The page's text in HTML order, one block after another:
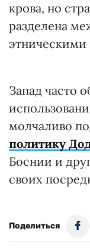
крова, но
разделена
этническими
Запад часто
молчаливо
политику
Боснии и
своих
Поделиться